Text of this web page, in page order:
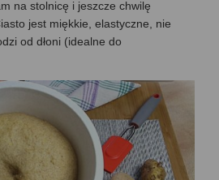
na stolnicę i jeszcze chwilę
jest miękkie, elastyczne, nie
od dłoni (idealne do